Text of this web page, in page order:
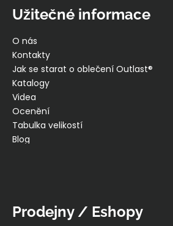
Užitečné informace
O nás
Kontakty
Jak se starat o oblečení Outlast®
Katalogy
Videa
Ocenění
Tabulka velikostí
Blog
Prodejny / Eshopy